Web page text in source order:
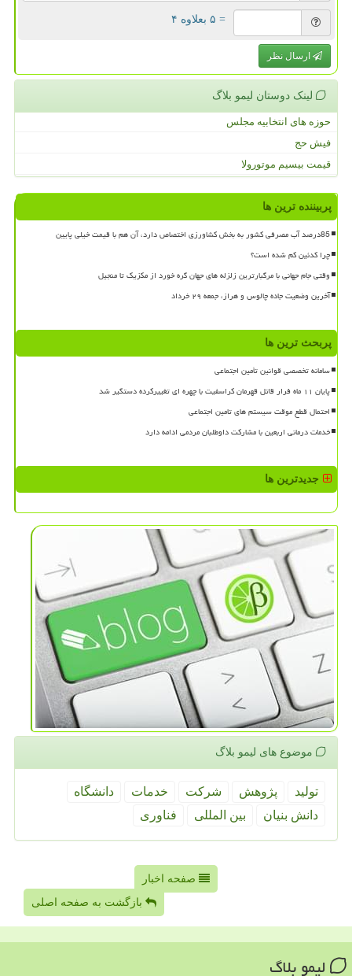
= ۵ بعلاوه ۴
ارسال نظر
لینک دوستان لیمو بلاگ
حوزه های انتخابیه مجلس
فیش حج
قیمت بیسیم موتورولا
پربیننده ترین ها
85درصد آب مصرفی کشور به بخش کشاورزی اختصاص دارد، آن هم با قیمت خیلی پایین
چرا کدئین کم شده است؟
وقتی جام جهانی با مرگبارترین زلزله های جهان گره خورد از مکزیک تا منجیل
آخرین وضعیت جاده چالوس و هراز، جمعه ۲۹ خرداد
پربحث ترین ها
سامانه تخصصی قوانین تأمین اجتماعی
پایان ۱۱ ماه فرار قاتل قهرمان کراسفیت با چهره ای تغییرکرده دستگیر شد
احتمال قطع موقت سیستم های تامین اجتماعی
خدمات درمانی اربعین با مشارکت داوطلبان مردمی ادامه دارد
جدیدترین ها
موضوع های لیمو بلاگ
تولید پژوهش شركت خدمات
دانشگاه
دانش بنیان
بین المللی فناوری
صفحه اخبار
بازگشت به صفحه اصلی
لیمو بلاگ